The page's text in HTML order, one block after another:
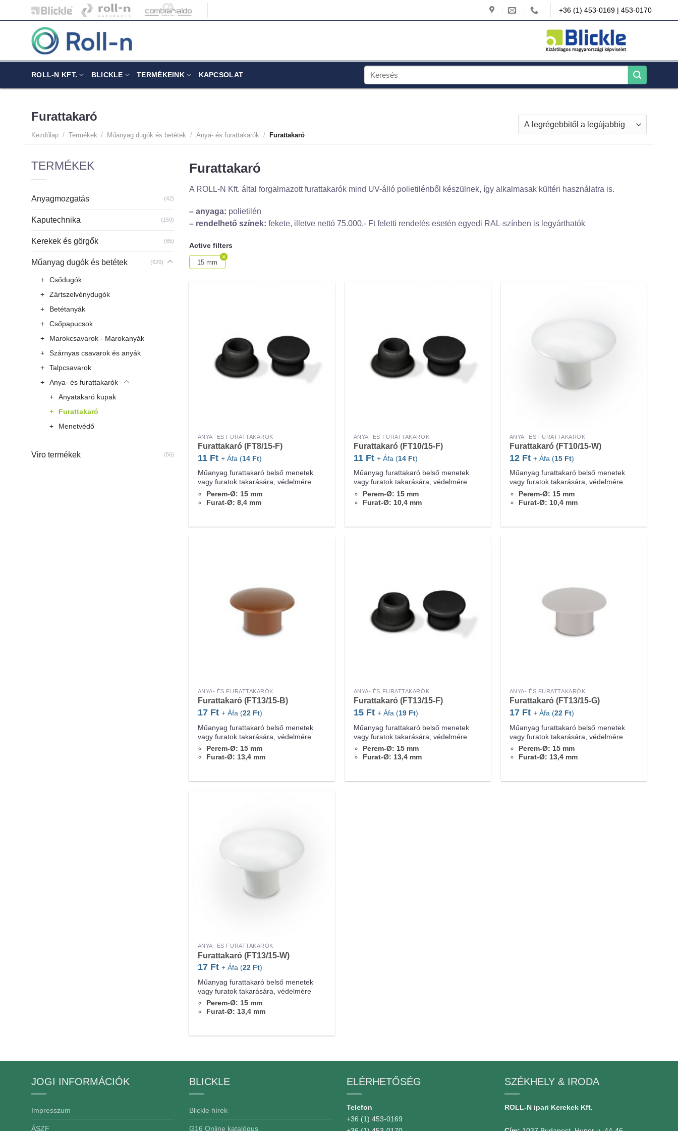
to
+36 (1) 453-0169 | 453-0170
ROLL-N KFT. BLICKLE TERMÉKEINK KAPCSOLAT
Keresés
következőre:
Furattakaró
Kezdőlap / Termékek / Műanyag dugók és betétek / Anya- és furattakarók / Furattakaró
TERMÉKEK
Anyagmozgatás (42)
Kaputechnika (159)
Kerekek és görgők (65)
Műanyag dugók és betétek (620)
Csődugók
Zártszelvénydugók
Betétanyák
Csőpapucsok
Marokcsavarok - Marokanyák
Szárnyas csavarok és anyák
Talpcsavarok
Anya- és furattakarók
Anyatakaró kupak
Furattakaró
Menetvédő
Viro termékek (56)
Furattakaró
A ROLL-N Kft. által forgalmazott furattakarók mind UV-álló polietilénből készülnek, így alkalmasak kültéri használatra is.
– anyaga: polietilén
– rendelhető színek: fekete, illetve nettó 75.000,- Ft feletti rendelés esetén egyedi RAL-színben is legyárthatók
Active filters
15 mm
ANYA- ÉS FURATTAKARÓK
Furattakaró (FT8/15-F)
11 Ft + Áfa (14 Ft)
Műanyag furattakaró belső menetek
vagy furatok takarására, védelmére
Perem-Ø: 15 mm
Furat-Ø: 8,4 mm
ANYA- ÉS FURATTAKARÓK
Furattakaró (FT10/15-F)
11 Ft + Áfa (14 Ft)
Műanyag furattakaró belső menetek
vagy furatok takarására, védelmére
Perem-Ø: 15 mm
Furat-Ø: 10,4 mm
ANYA- ÉS FURATTAKARÓK
Furattakaró (FT10/15-W)
12 Ft + Áfa (15 Ft)
Műanyag furattakaró belső menetek
vagy furatok takarására, védelmére
Perem-Ø: 15 mm
Furat-Ø: 10,4 mm
ANYA- ÉS FURATTAKARÓK
Furattakaró (FT13/15-B)
17 Ft + Áfa (22 Ft)
Műanyag furattakaró belső menetek
vagy furatok takarására, védelmére
Perem-Ø: 15 mm
Furat-Ø: 13,4 mm
ANYA- ÉS FURATTAKARÓK
Furattakaró (FT13/15-F)
15 Ft + Áfa (19 Ft)
Műanyag furattakaró belső menetek
vagy furatok takarására, védelmére
Perem-Ø: 15 mm
Furat-Ø: 13,4 mm
ANYA- ÉS FURATTAKARÓK
Furattakaró (FT13/15-G)
17 Ft + Áfa (22 Ft)
Műanyag furattakaró belső menetek
vagy furatok takarására, védelmére
Perem-Ø: 15 mm
Furat-Ø: 13,4 mm
ANYA- ÉS FURATTAKARÓK
Furattakaró (FT13/15-W)
17 Ft + Áfa (22 Ft)
Műanyag furattakaró belső menetek
vagy furatok takarására, védelmére
Perem-Ø: 15 mm
Furat-Ø: 13,4 mm
JOGI INFORMÁCIÓK
Impresszum
ÁSZF
BLICKLE
Blickle hírek
G16 Online katalógus
ELÉRHETŐSÉG
Telefon
+36 (1) 453-0169
SZÉKHELY & IRODA
ROLL-N ipari Kerekek Kft.